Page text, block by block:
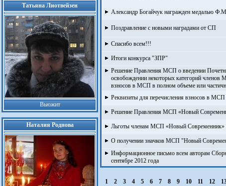
Татьяна Лиотвейзен
Вьюжит
Наталия Роднова
Александр Богайчук награжден медалью
Поздравление с новыми наградами от СП
Спасибо всем!!!
Итоги конкурса "ЗПР"
Решение Правления МСП о введении
освобождении некоторых категорий
взносов в МСП в полном объеме или
Реквизиты для перечисления взносов в
Решение Правления МСП «Новый
Льготы членам МСП «Новый Современник»
О получении значков МСП "Новый
Информационное письмо всем авторам
сентябре 2012 года
1 2 3 4 5 6 7 8 9 10 11 12